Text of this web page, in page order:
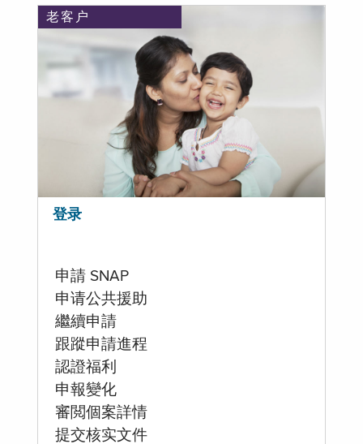
老客户
登录
申請 SNAP
申请公共援助
繼續申請
跟蹤申請進程
認證福利
申報變化
審閲個案詳情
提交核实文件